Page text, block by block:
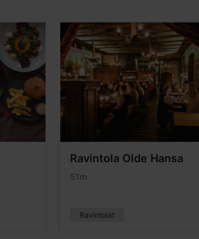
Ravintola Olde Hansa
51m
Ravintolat